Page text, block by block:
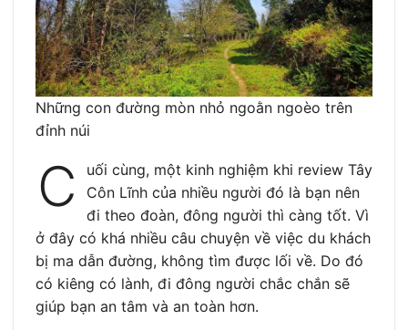
Những con đường mòn nhỏ ngoằn ngoèo trên
đỉnh núi
C
uối cùng, một kinh nghiệm khi review Tây
Côn Lĩnh của nhiều người đó là bạn nên
đi theo đoàn, đông người thì càng tốt. Vì
ở đây có khá nhiều câu chuyện về việc du khách
bị ma dẫn đường, không tìm được lối về. Do đó
có kiêng có lành, đi đông người chắc chắn sẽ
giúp bạn an tâm và an toàn hơn.